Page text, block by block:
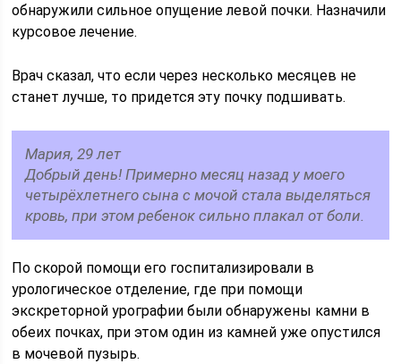
обнаружили сильное опущение левой почки. Назначили
курсовое лечение.
Врач сказал, что если через несколько месяцев не
станет лучше, то придется эту почку подшивать.
Мария, 29 лет
Добрый день! Примерно месяц назад у моего
четырёхлетнего сына с мочой стала выделяться
кровь, при этом ребенок сильно плакал от боли.
По скорой помощи его госпитализировали в
урологическое отделение, где при помощи
экскреторной урографии были обнаружены камни в
обеих почках, при этом один из камней уже опустился
в мочевой пузырь.